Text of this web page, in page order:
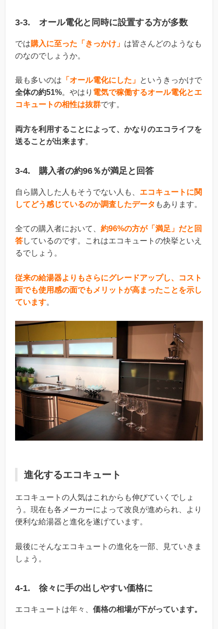
3-3. オール電化と同時に設置する方が多数
では購入に至った「きっかけ」 は皆さんどのようなも
のなのでしょうか。
最も多いのは 「オール電化にした」 というきっかけで
全体の約51%。やはり 電気で稼働するオール電化とエ
コキュートの相性は抜群です。
両方を利用することによって、かなりのエコライフを
送ることが出来ます。
3-4. 購入者の約96％が満足と回答
自ら購入した人もそうでない人も、 エコキュートに関
してどう感じているのか調査したデータ もあります。
全ての購入者において、 約96%の方が「満足」だと回
答しているのです。これはエコキュートの快挙といえ
るでしょう。
従来の給湯器よりもさらにグレードアップし、コスト
面でも使用感の面でもメリットが高まったことを示し
ています。
進化するエコキュート
エコキュートの人気はこれからも伸びていくでしょ
う。現在も各メーカーによって改良が進められ、より
便利な給湯器と進化を遂げています。
最後にそんなエコキュートの進化を一部、見ていきま
しょう。
4-1. 徐々に手の出しやすい価格に
エコキュートは年々、 価格の相場が下がっています。